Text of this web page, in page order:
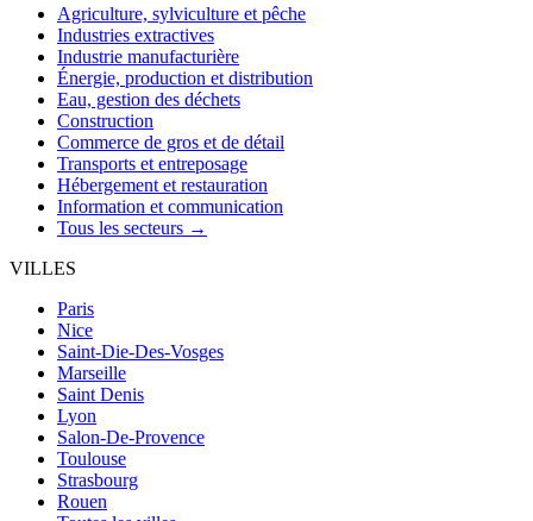
Agriculture, sylviculture et pêche
Industries extractives
Industrie manufacturière
Énergie, production et distribution
Eau, gestion des déchets
Construction
Commerce de gros et de détail
Transports et entreposage
Hébergement et restauration
Information et communication
Tous les secteurs →
VILLES
Paris
Nice
Saint-Die-Des-Vosges
Marseille
Saint Denis
Lyon
Salon-De-Provence
Toulouse
Strasbourg
Rouen